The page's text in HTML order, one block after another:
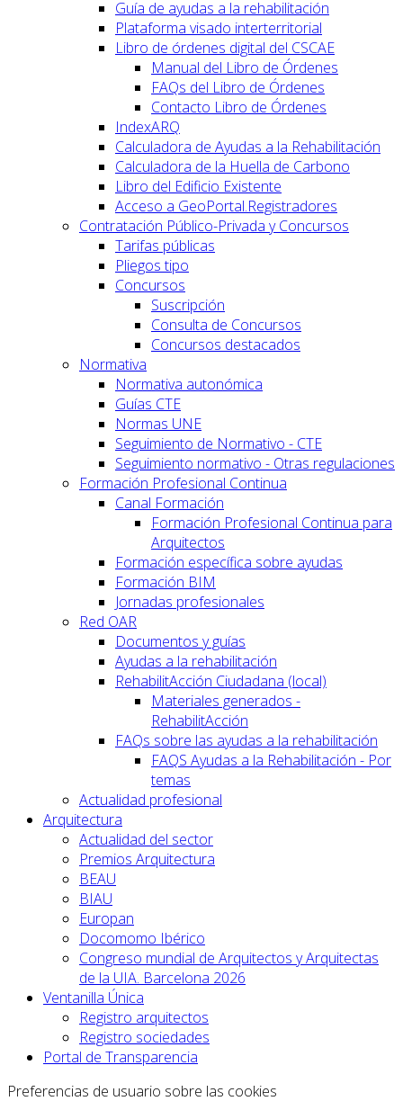
Guía de ayudas a la rehabilitación
Plataforma visado interterritorial
Libro de órdenes digital del CSCAE
Manual del Libro de Órdenes
FAQs del Libro de Órdenes
Contacto Libro de Órdenes
IndexARQ
Calculadora de Ayudas a la Rehabilitación
Calculadora de la Huella de Carbono
Libro del Edificio Existente
Acceso a GeoPortal.Registradores
Contratación Público-Privada y Concursos
Tarifas públicas
Pliegos tipo
Concursos
Suscripción
Consulta de Concursos
Concursos destacados
Normativa
Normativa autonómica
Guías CTE
Normas UNE
Seguimiento de Normativo - CTE
Seguimiento normativo - Otras regulaciones
Formación Profesional Continua
Canal Formación
Formación Profesional Continua para
Arquitectos
Formación específica sobre ayudas
Formación BIM
Jornadas profesionales
Red OAR
Documentos y guías
Ayudas a la rehabilitación
RehabilitAcción Ciudadana (local)
Materiales generados -
RehabilitAcción
FAQs sobre las ayudas a la rehabilitación
FAQS Ayudas a la Rehabilitación - Por
temas
Actualidad profesional
Arquitectura
Actualidad del sector
Premios Arquitectura
BEAU
BIAU
Europan
Docomomo Ibérico
Congreso mundial de Arquitectos y Arquitectas
de la UIA. Barcelona 2026
Ventanilla Única
Registro arquitectos
Registro sociedades
Portal de Transparencia
Preferencias de usuario sobre las cookies